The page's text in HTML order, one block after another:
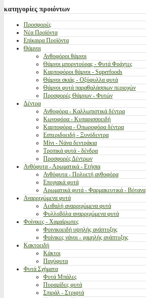
κατηγορίες προιόντων
Προσφορές
Νέα Προϊόντα
Επίκαιρα Προϊόντα
Θάμνοι
Ανθοφόροι θάμνοι
Θάμνοι μπορντούρας - Φυτά Φράχτες
Καρποφόροι θάμνοι - Superfoods
Θάμνοι σκιάς - Οξύφυλλα φυτά
Θάμνοι φυτά παραθαλάσσιων περιοχών
Προσφορές Θάμνων - Φυτών
Δέντρα
Ανθοφόρα - Καλλωπιστικά δέντρα
Κωνοφόρα - Κυπαρισσοειδή
Καρποφόρα - Οπωροφόρα δέντρα
Εσπεριδοειδή - Ξυνόδεντρα
Μίνι - Νάνα δεντράκια
Τροπικά φυτά - δένδρα
Προσφορές Δέντρων
Ανθόφυτα - Αρωματικά - Ετήσια
Ανθόφυτα - Πολυετή ανθοφόρα
Εποχιακά φυτά
Αρωματικά φυτά - Φαρμακευτικά - Βότανα
Αναρριχώμενα φυτά
Αειθαλή αναρριχώμενα φυτά
Φυλλοβόλα αναρριχώμενα φυτά
Φοίνικες - Χαμαίρωπες
Φοινικοειδή υψηλής ανάπτυξης
Φοίνικες νάνοι - χαμηλής ανάπτυξης
Κακτοειδή
Κάκτοι
Παχύφυτα
Φυτά Σχήματα
Φυτά Μπάλες
Πυραμίδες φυτά
Σπιράλ - Στριφτά